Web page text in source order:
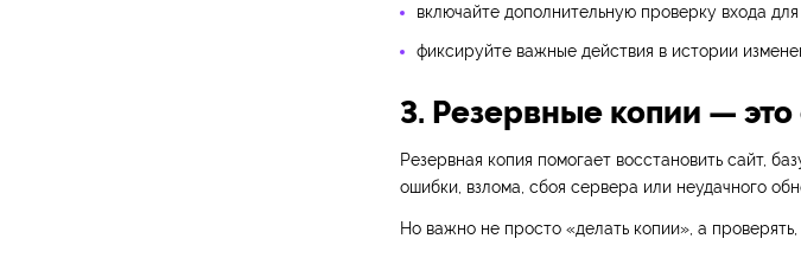
включайте дополнительную проверку входа
фиксируйте важные действия в истории
3. Резервные копии — это
Резервная копия помогает восстановить сайт,
ошибки, взлома, сбоя сервера или неудачного
Но важно не просто «делать копии», а